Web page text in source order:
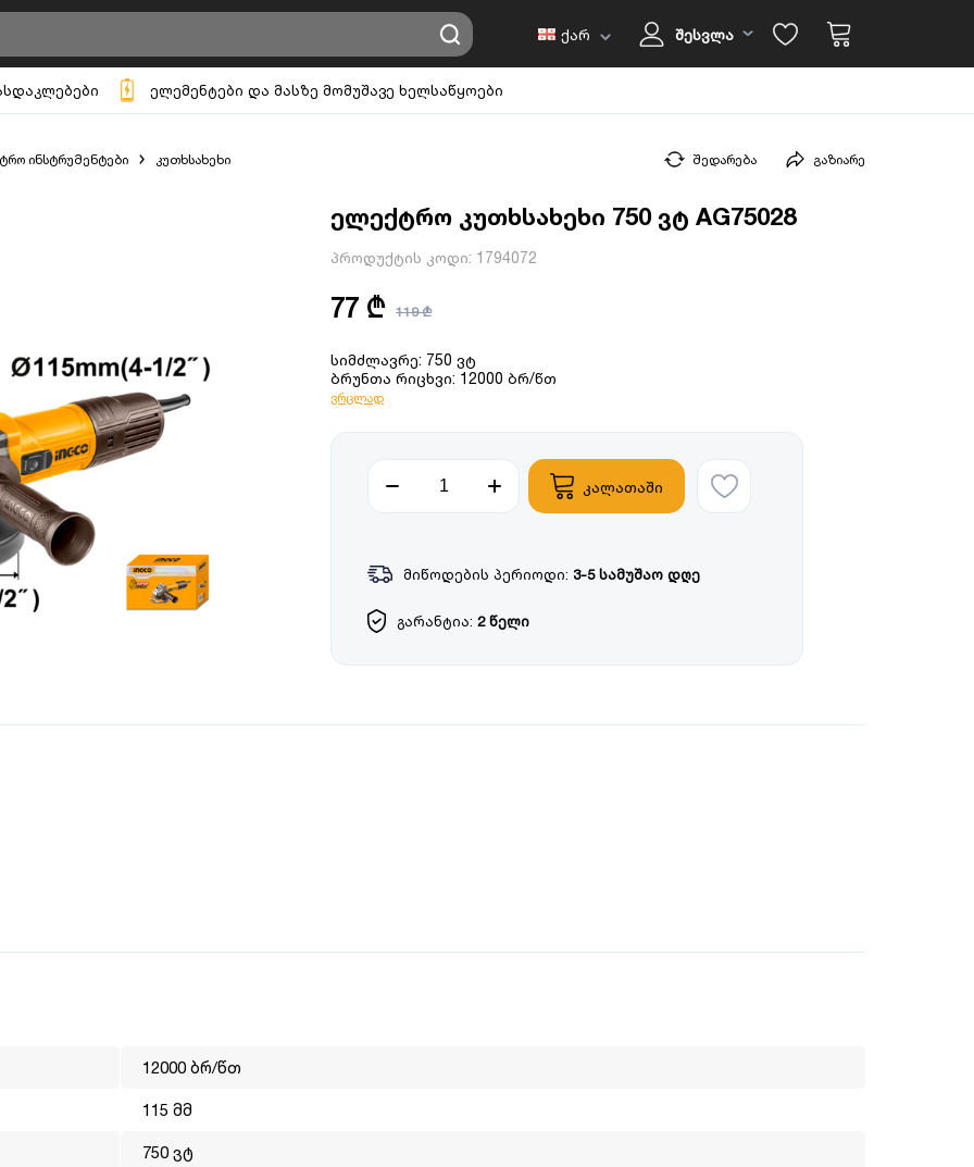
ქარ შესვლა
ელემენტები და მასზე მომუშავე ხელსაწყოები
ინსტრუმენტები კუთხსახეხი შედარება გაზიარე
ელექტრო კუთხსახეხი 750 ვტ AG75028
პროდუქტის კოდი: 1794072
77 ₾ 119 ₾
სიმძლავრე: 750 ვტ
ბრუნთა რიცხვი: 12000 ბრ/წთ
ვრცლად
კალათაში
მიწოდების პერიოდი: 3-5 სამუშაო დღე
გარანტია: 2 წელი
12000 ბრ/წთ
115 მმ
750 ვტ